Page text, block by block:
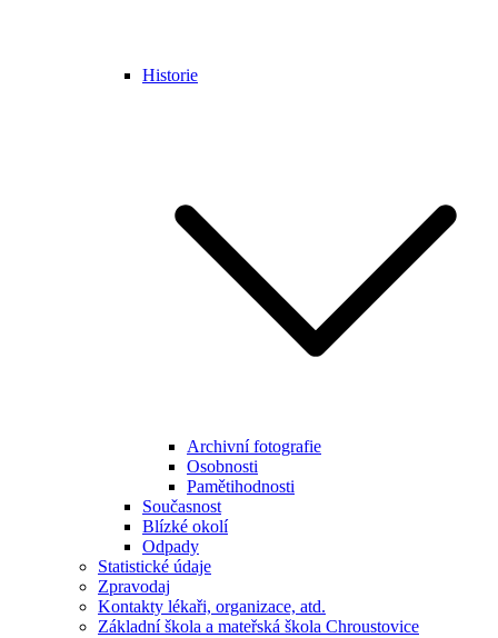
Historie
Archivní fotografie
Osobnosti
Pamětihodnosti
Současnost
Blízké okolí
Odpady
Statistické údaje
Zpravodaj
Kontakty lékaři, organizace, atd.
Základní škola a mateřská škola Chroustovice